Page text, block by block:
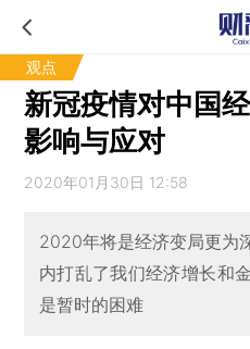
观点
新冠疫情对中国
影响与应对
2020年01月30日 12:58
2020年将是经济变局更为
内打乱了我们经济增长和
是暂时的困难